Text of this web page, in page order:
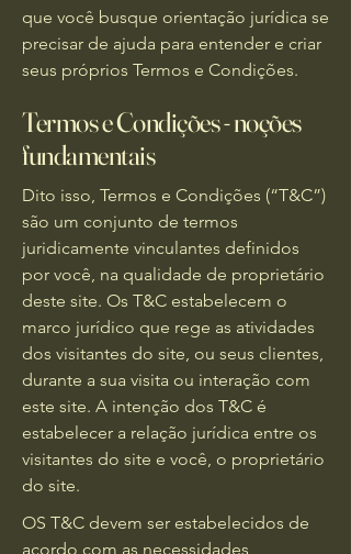
que você busque orientação jurídica se
precisar de ajuda para entender e criar
seus próprios Termos e Condições.
Termos e Condições - noções
fundamentais
Dito isso, Termos e Condições (“T&C”)
são um conjunto de termos
juridicamente vinculantes definidos
por você, na qualidade de proprietário
deste site. Os T&C estabelecem o
marco jurídico que rege as atividades
dos visitantes do site, ou seus clientes,
durante a sua visita ou interação com
este site. A intenção dos T&C é
estabelecer a relação jurídica entre os
visitantes do site e você, o proprietário
do site.
OS T&C devem ser estabelecidos de
acordo com as necessidades